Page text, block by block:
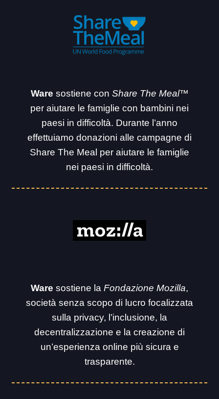
Ware sostiene con Share The Meal™
per aiutare le famiglie con bambini nei
paesi in difficoltà. Durante l’anno
effettuiamo donazioni alle campagne di
Share The Meal per aiutare le famiglie
nei paesi in difficoltà.
Ware sostiene la Fondazione Mozilla,
società senza scopo di lucro focalizzata
sulla privacy, l’inclusione, la
decentralizzazione e la creazione di
un’esperienza online più sicura e
trasparente.